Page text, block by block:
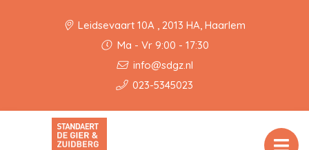
Leidsevaart 10A , 2013 HA, Haarlem
Ma - Vr 9:00 - 17:30
info@sdgz.nl
023-5345023